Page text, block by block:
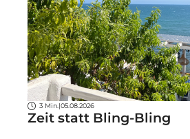
3 Min.| 05.08.2026
Zeit statt Bling-Bling